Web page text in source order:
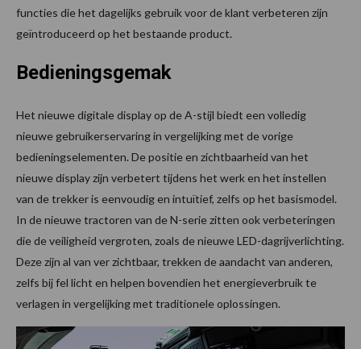
functies die het dagelijks gebruik voor de klant verbeteren zijn
geïntroduceerd op het bestaande product.
Bedieningsgemak
Het nieuwe digitale display op de A-stijl biedt een volledig
nieuwe gebruikerservaring in vergelijking met de vorige
bedieningselementen. De positie en zichtbaarheid van het
nieuwe display zijn verbetert tijdens het werk en het instellen
van de trekker is eenvoudig en intuïtief, zelfs op het basismodel.
In de nieuwe tractoren van de N-serie zitten ook verbeteringen
die de veiligheid vergroten, zoals de nieuwe LED-dagrijverlichting.
Deze zijn al van ver zichtbaar, trekken de aandacht van anderen,
zelfs bij fel licht en helpen bovendien het energieverbruik te
verlagen in vergelijking met traditionele oplossingen.